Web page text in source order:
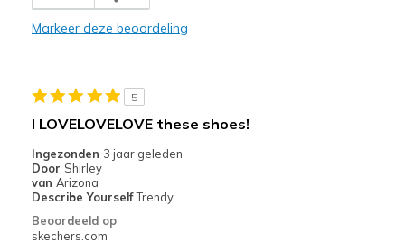
Markeer deze beoordeling
5
I LOVELOVELOVE these shoes!
Ingezonden 3 jaar geleden
Door Shirley
van Arizona
Describe YourselfTrendy
Beoordeeld op
skechers.com